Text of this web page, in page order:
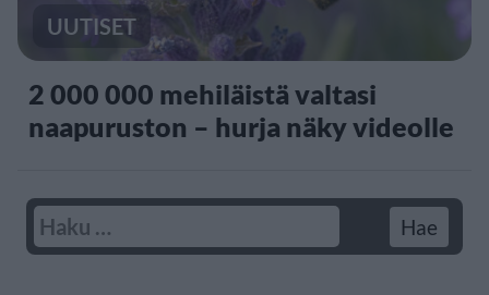
UUTISET
2 000 000 mehiläistä valtasi
naapuruston – hurja näky videolle